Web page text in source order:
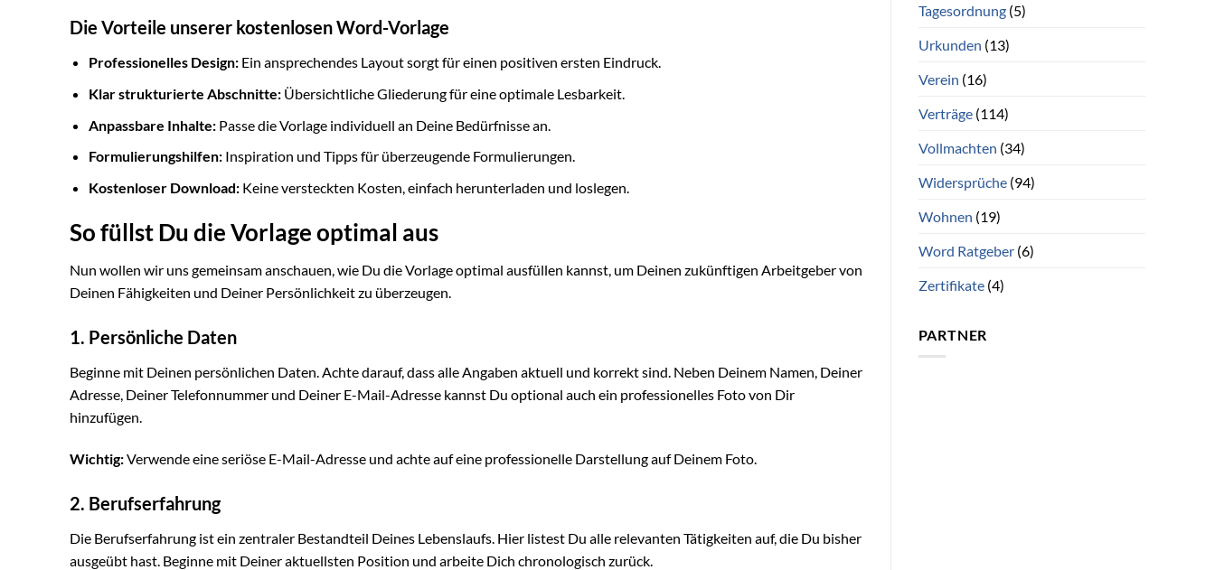
Die Vorteile unserer kostenlosen Word-Vorlage
Professionelles Design:Ein ansprechendes Layout sorgt für einen positiven ersten Eindruck.
Klar strukturierte Abschnitte:Übersichtliche Gliederung für eine optimale Lesbarkeit.
Anpassbare Inhalte:Passe die Vorlage individuell an Deine Bedürfnisse an.
Formulierungshilfen:Inspiration und Tipps für überzeugende Formulierungen.
Kostenloser Download:Keine versteckten Kosten, einfach herunterladen und loslegen.
So füllst Du die Vorlage optimal aus
Nun wollen wir uns gemeinsam anschauen, wie Du die Vorlage optimal ausfüllen kannst, um Deinen zukünftigen Arbeitgeber von
Deinen Fähigkeiten und Deiner Persönlichkeit zu überzeugen.
1. Persönliche Daten
Beginne mit Deinen persönlichen Daten. Achte darauf, dass alle Angaben aktuell und korrekt sind. Neben Deinem Namen, Deiner
Adresse, Deiner Telefonnummer und Deiner E-Mail-Adresse kannst Du optional auch ein professionelles Foto von Dir
hinzufügen.
Wichtig:Verwende eine seriöse E-Mail-Adresse und achte auf eine professionelle Darstellung auf Deinem Foto.
2. Berufserfahrung
Die Berufserfahrung ist ein zentraler Bestandteil Deines Lebenslaufs. Hier listest Du alle relevanten Tätigkeiten auf, die Du bisher
ausgeübt hast. Beginne mit Deiner aktuellsten Position und arbeite Dich chronologisch zurück.
Tagesordnung(5)
Urkunden (13)
Verein (16)
Verträge(114)
Vollmachten (34)
Widersprüche(94)
Wohnen (19)
Word Ratgeber(6)
Zertifikate(4)
PARTNER